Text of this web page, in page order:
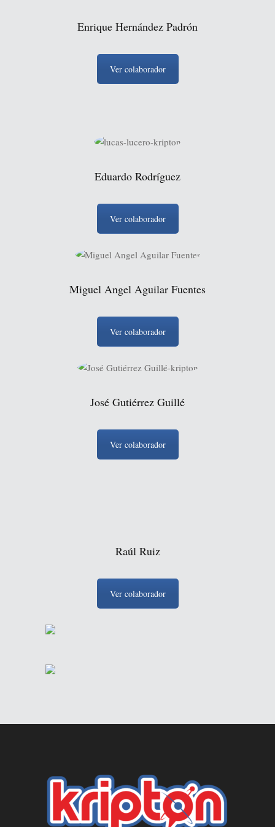
Enrique Hernández Padrón
Ver colaborador
Eduardo Rodríguez
Ver colaborador
Miguel Angel Aguilar Fuentes
Ver colaborador
José Gutiérrez Guillé
Ver colaborador
Raúl Ruiz
Ver colaborador